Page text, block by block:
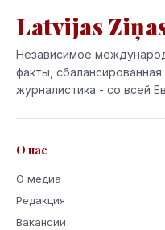
Latvijas
Независимое
факты,
журналистика - со всей
О нас
О медиа
Редакция
Вакансии